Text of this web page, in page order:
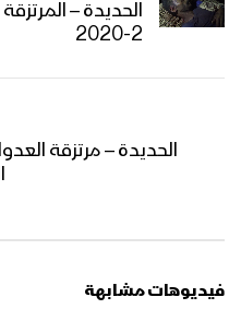
2-2020
الحديدة – مرتزقة
فيديوهات مشابهة